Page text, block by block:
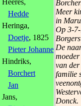
Meer
in
Op 3-
De
van der
familie
Donck.
Heeres,
Hedde
Heringa,
Doetje, 1825
Pieter Johannes
Hindriks,
Borchert
Jan
Jans,